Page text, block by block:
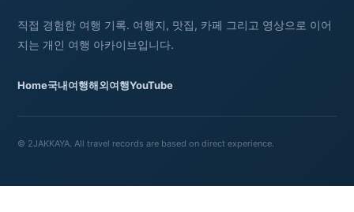
직접 경험한 여행 기록. 여행지, 맛집, 카페 그리고 영상으로 이어
지는 개인 여행 아카이브입니다.
Home국내여행해외여행YouTube
© 2JAKKAYA. All travel records are based on direct experience.